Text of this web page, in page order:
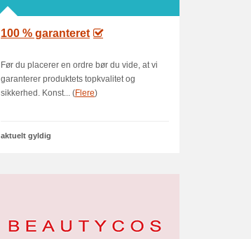
100 % garanteret
Før du placerer en ordre bør du vide, at vi
garanterer produktets topkvalitet og
sikkerhed. Konst... (Flere)
aktuelt gyldig